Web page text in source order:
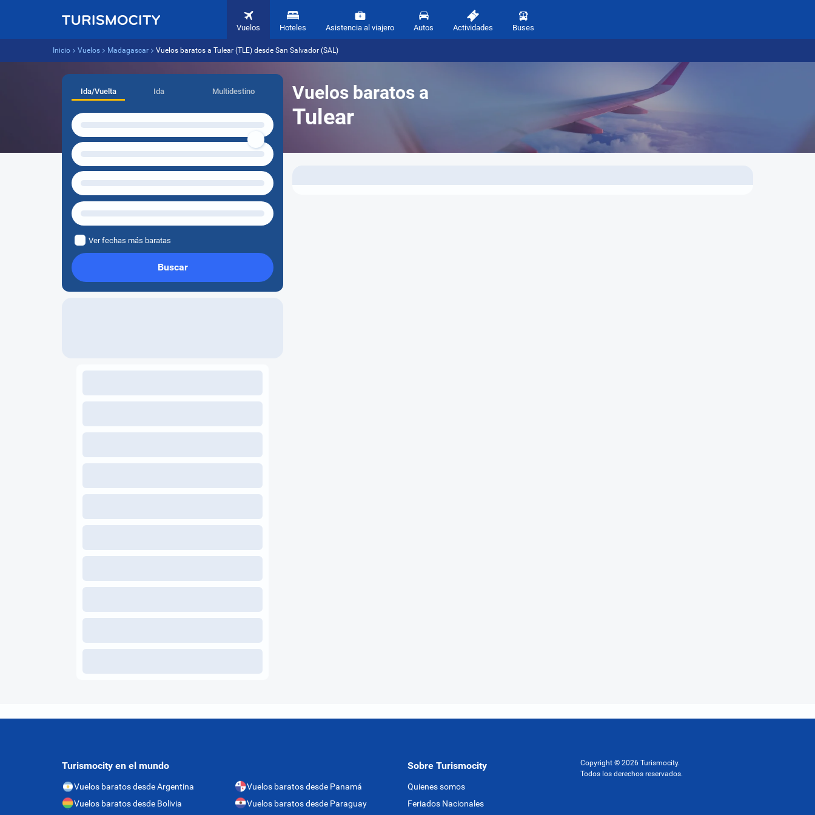
Vuelos Hoteles Asistencia al viajero Autos Actividades Buses
Inicio Vuelos Madagascar Vuelos baratos a Tulear (TLE) desde San Salvador (SAL)
Vuelos baratos a
Tulear
Ida/Vuelta Ida Multidestino
Ver fechas más baratas
Buscar
Turismocity en el mundo
Vuelos baratos desde Argentina
Vuelos baratos desde Bolivia
Vuelos baratos desde Panamá
Vuelos baratos desde Paraguay
Sobre Turismocity
Quienes somos
Feriados Nacionales
Copyright © 2026 Turismocity.
Todos los derechos reservados.